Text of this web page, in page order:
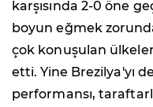
karşısında 2-0 öne
boyun eğmek
çok konuşulan
etti. Yine Brezilya'yı
performansı,